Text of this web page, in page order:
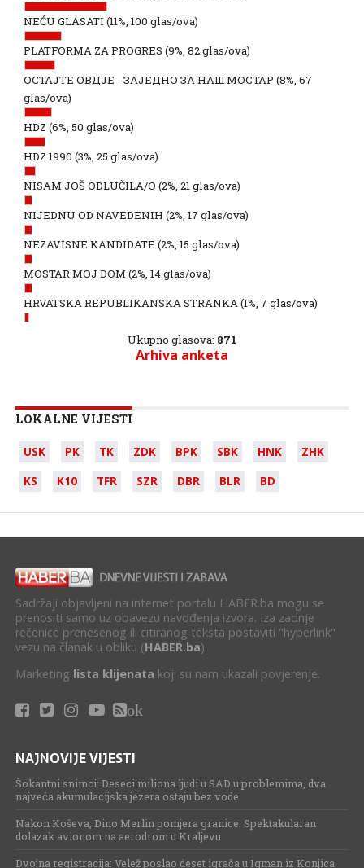
NEĆU GLASATI (11%, 100 glas/ova)
PLATFORMA ZA PROGRES (9%, 82 glas/ova)
ОСТАЈТЕ ОВДЈЕ - ЗАЈЕДНО ЗА НАШ МОСТАР (8%, 67
glas/ova)
HDZ (6%, 50 glas/ova)
HDZ 1990 (3%, 25 glas/ova)
NISAM JOŠ ODLUČILA/O (2%, 21 glas/ova)
NIJEDNU OD NAVEDENIH (2%, 17 glas/ova)
NEZAVISNE KANDIDATE (2%, 15 glas/ova)
MOSTAR MOJ DOM (2%, 14 glas/ova)
HRVATSKA REPUBLIKANSKA STRANKA(1%, 7 glas/ova)
Ukupno glasova: 871
Arhiva anketa
LOKALNE VIJESTI
USK PK TK ZDK BPK SBK HNK
ZHK
KS
K10 TFR SZR DBR BLR BD
Sadržaji objavljeni na internet portalu HABER.ba mogu se
prenositi samo uz obavezu navođenja izvora. Iza zadnje
rečenice prenesenog ili citiranog teksta postaviti "hyperlink"
vezu na članak u obliku (HABER.ba).
Marketing lista klijenata koji su nam ukazali povjerenje.
ok
NAJNOVIJE VIJESTI
Šokantni snimci: Deseci miliona ljudi u SAD u problemima, dva
najveća akumulacijska jezera ostaju bez vode
Nakon Koševa, Dino Merlin pomjera granice: Spektakularan
dolazak avionom na aerodrom u Kraljevu
Dvojna registracija: Velež poslao deset igrača u Igman iz Konjica